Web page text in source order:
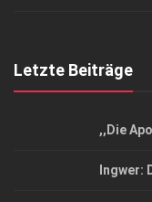
Letzte Beiträge
,,Die
Ingwer: